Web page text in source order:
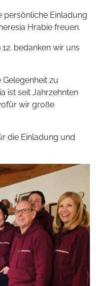
persönliche Einladung
Hrabie freuen.
bedanken wir uns
Gelegenheit zu
ist seit Jahrzehnten
wir große
die Einladung und